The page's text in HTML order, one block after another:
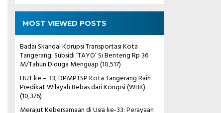
MOST VIEWED POSTS
Badai Skandal Korupsi Transportasi Kota
Tangerang: Subsidi ‘TAYO’ Si Benteng Rp 36
M/Tahun Diduga Menguap(10,517)
HUT ke – 33, DPMPTSP Kota Tangerang Raih
Predikat Wilayah Bebas dari Korupsi (WBK)
(10,376)
Merajut Kebersamaan di Usia ke-33: Perayaan